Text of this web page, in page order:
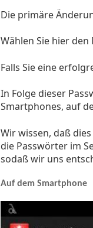
Die primäre
Wählen Sie hier
Falls Sie eine
In Folge dieser
Smartphones, auf
Wir wissen, daß
die Passwörter im
sodaß wir uns
Auf dem Smartphone